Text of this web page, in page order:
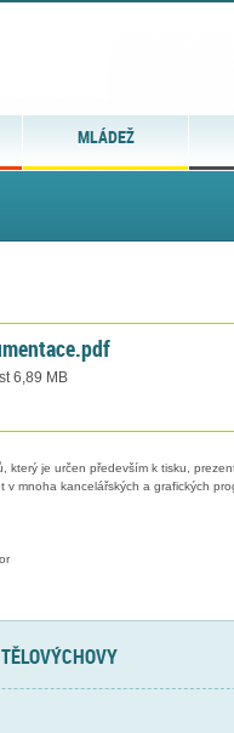
MLÁDEŽ
6,89 MB
který je určen především k tisku,
v mnoha kancelářských a grafických